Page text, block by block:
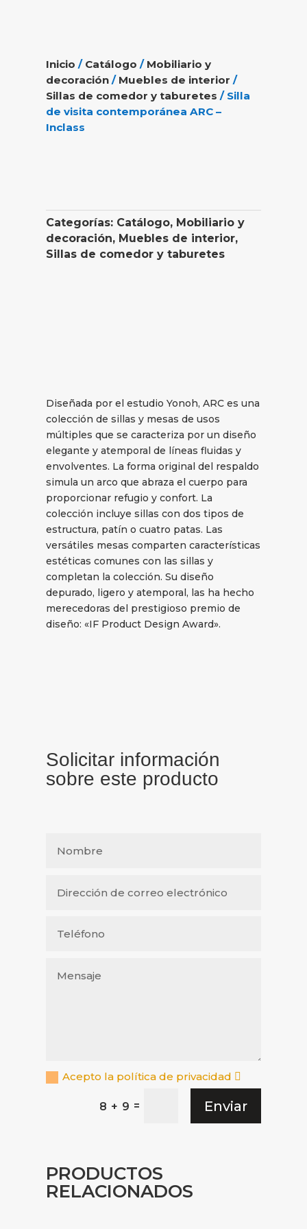
Inicio / Catálogo / Mobiliario y
decoración / Muebles de interior /
Sillas de comedor y taburetes / Silla
de visita contemporánea ARC –
Inclass
Categorías: Catálogo, Mobiliario y
decoración, Muebles de interior,
Sillas de comedor y taburetes
Diseñada por el estudio Yonoh, ARC es una
colección de sillas y mesas de usos
múltiples que se caracteriza por un diseño
elegante y atemporal de líneas fluidas y
envolventes. La forma original del respaldo
simula un arco que abraza el cuerpo para
proporcionar refugio y confort. La
colección incluye sillas con dos tipos de
estructura, patín o cuatro patas. Las
versátiles mesas comparten características
estéticas comunes con las sillas y
completan la colección. Su diseño
depurado, ligero y atemporal, las ha hecho
merecedoras del prestigioso premio de
diseño: «IF Product Design Award».
Solicitar información
sobre este producto
Acepto la política de privacidad
8 + 9 = Enviar
PRODUCTOS
RELACIONADOS